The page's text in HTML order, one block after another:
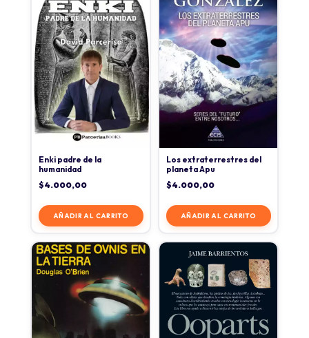
Enki padre de la
humanidad
$4.000,00
AÑADIR AL CARRITO
Los extraterrestres del
planeta Apu
$4.000,00
AÑADIR AL CARRITO